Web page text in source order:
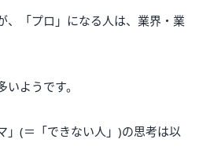
、「プロ」になる人は、業界・業
ようです。
」(＝「できない人」)の思考は以